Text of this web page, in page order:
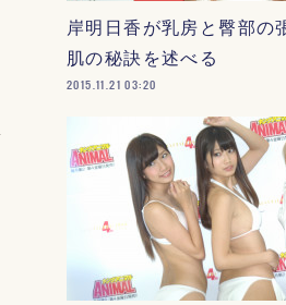
岸明日香が乳房と臀部の
肌の秘訣を述べる
2015.11.21 03:20